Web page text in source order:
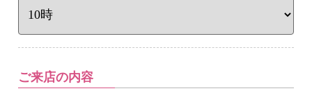
ご来店の内容